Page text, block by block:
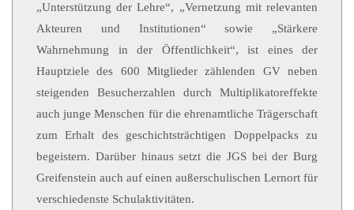
„Unterstützung der Lehre“, „Vernetzung mit relevanten
Akteuren und Institutionen“ sowie „Stärkere
Wahrnehmung in der Öffentlichkeit“, ist eines der
Hauptziele des 600 Mitglieder zählenden GV neben
steigenden Besucherzahlen durch Multiplikatoreffekte
auch junge Menschen für die ehrenamtliche Trägerschaft
zum Erhalt des geschichtsträchtigen Doppelpacks zu
begeistern. Darüber hinaus setzt die JGS bei der Burg
Greifenstein auch auf einen außerschulischen Lernort für
verschiedenste Schulaktivitäten.